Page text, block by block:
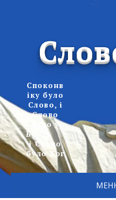
Споконв
іку було
Слово, і
Слово
було у
Бога,
і Слово
було Бог